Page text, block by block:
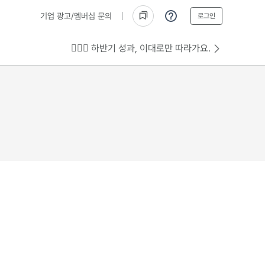
기업 광고/멤버십 문의 로그인
💁🏻‍♂️ 하반기 성과, 이대로만 따라가요.